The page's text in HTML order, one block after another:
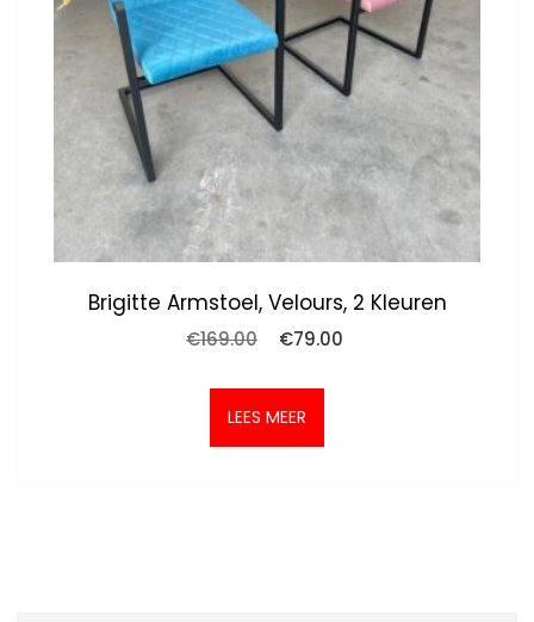
Brigitte Armstoel, Velours, 2 Kleuren
€169.00
Oorspronkelijke
was:
€169.00.
€79.00
LEES MEER